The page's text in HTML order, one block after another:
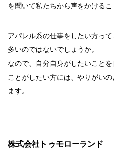
を聞いて私たちから声をかけるこ
アパレル系の仕事をしたい方っ
多いのではないでしょうか。
なので、自分自身がしたいこと
ことがしたい方には、やりがい
ます。
株式会社トゥモローランド